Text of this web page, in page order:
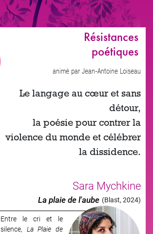
Résistances
poétiques
animé par Jean-Antoine Loiseau
Le langage au cœur et sans
détour,
la poésie pour contrer la
violence du monde et célébrer
la dissidence.
Sara Mychkine
(Blast, 2024)
La plaie de l'aube
Entre le cri et le
silence, La Plaie de